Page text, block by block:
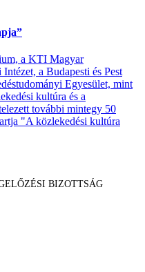
a KTI Magyar
a Budapesti és Pest
Egyesület, mint
kultúra és a
további mintegy 50
"A közlekedési kultúra
BIZOTTSÁG